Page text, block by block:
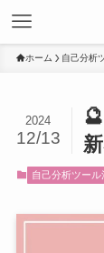
ホーム 自己分析
2024
12/13
自己分析ツール